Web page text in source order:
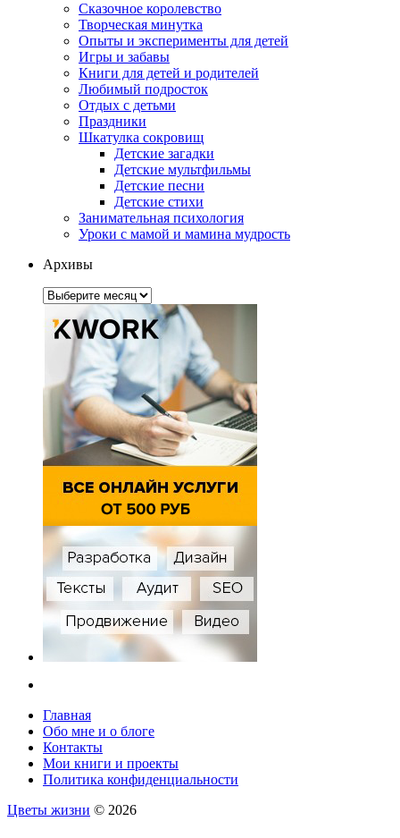
Сказочное королевство
Творческая минутка
Опыты и эксперименты для детей
Игры и забавы
Книги для детей и родителей
Любимый подросток
Отдых с детьми
Праздники
Шкатулка сокровищ
Детские загадки
Детские мультфильмы
Детские песни
Детские стихи
Занимательная психология
Уроки с мамой и мамина мудрость
Архивы
Архивы
Главная
Обо мне и о блоге
Контакты
Мои книги и проекты
Политика конфиденциальности
Цветы жизни © 2026